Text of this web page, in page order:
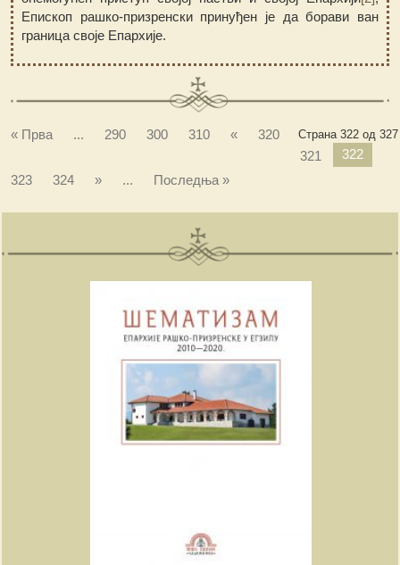
Епископ рашко-призренски принуђен је да борави ван
граница своје Епархије.
Страна 322 од 327
« Прва ... 290 300 310 «
320
321
322
323
324 » ... Последња »